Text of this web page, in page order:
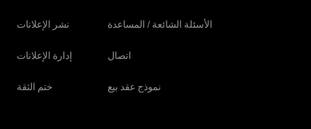
نشر الإعلانات
إدارة الإعلانات
ختم الثقة
الأسئلة الشائعة / المساعدة
اتصال
نموذج عقد بيع